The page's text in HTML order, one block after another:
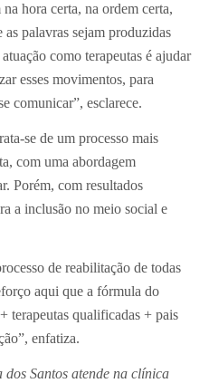
hora certa, na ordem certa,
palavras sejam produzidas
como terapeutas é ajudar
esses movimentos, para
comunicar”, esclarece.
se de um processo mais
com uma abordagem
Porém, com resultados
a inclusão no meio social e
de reabilitação de todas
aqui que a fórmula do
terapeutas qualificadas + pais
enfatiza.
Santos atende na clínica